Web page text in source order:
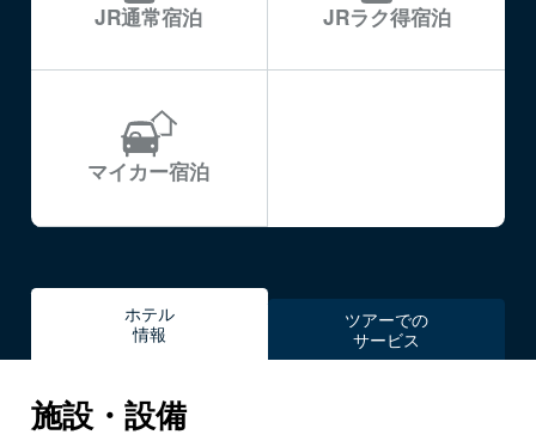
JR通常宿泊 JRラク得宿泊
マイカー宿泊
ホテル
情報
ツアーでの
サービス
施設・設備